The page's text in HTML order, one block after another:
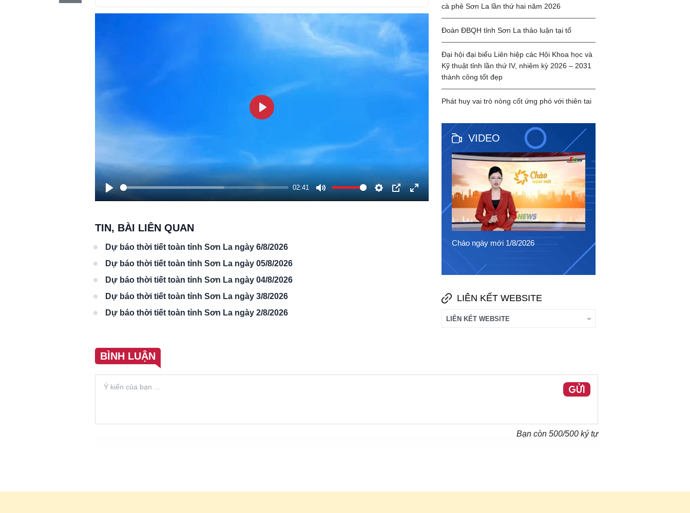
Play
Play
02:41
Tắt
Cài PIP Toàn
Play
TIN, BÀI LIÊN QUAN
Dự báo thời tiết toàn tỉnh Sơn La ngày 6/8/2026
Dự báo thời tiết toàn tỉnh Sơn La ngày 05/8/2026
Dự báo thời tiết toàn tỉnh Sơn La ngày 04/8/2026
Dự báo thời tiết toàn tỉnh Sơn La ngày 3/8/2026
Dự báo thời tiết toàn tỉnh Sơn La ngày 2/8/2026
BÌNH LUẬN
GỬI
Bạn còn 500/500 ký tự
cà phê Sơn La lần thứ hai năm 2026
Đoàn ĐBQH tỉnh Sơn La thảo luận tại tổ
Đại hội đại biểu Liên hiệp các Hội Khoa học và
Kỹ thuật tỉnh lần thứ IV, nhiệm kỳ 2026 – 2031
thành công tốt đẹp
Phát huy vai trò nòng cốt ứng phó với thiên tai
VIDEO
Chào ngày mới 4/8/2026 Chào ngày mới 3/8/2026 Chào ngày mới 1/8/2026
Chào ngày mới 31/7/2026
LIÊN KẾT WEBSITE